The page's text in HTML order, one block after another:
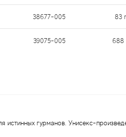
38677-005 83
39075-005 688
гурманов. Унисекс-